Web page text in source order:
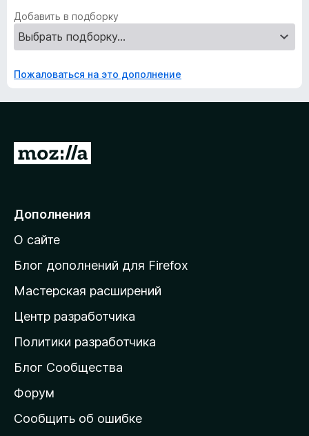
Добавить в подборку
Пожаловаться на это дополнение
П
е
й
т
и
а
д
о
а
ш
н
Дополнения
О сайте
Блог дополнений для Firefox
Мастерская расширений
Центр разработчика
Политики разработчика
Блог Сообщества
Форум
Сообщить об ошибке